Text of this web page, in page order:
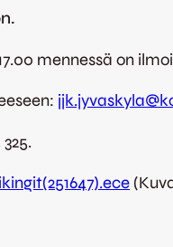
mennessä on